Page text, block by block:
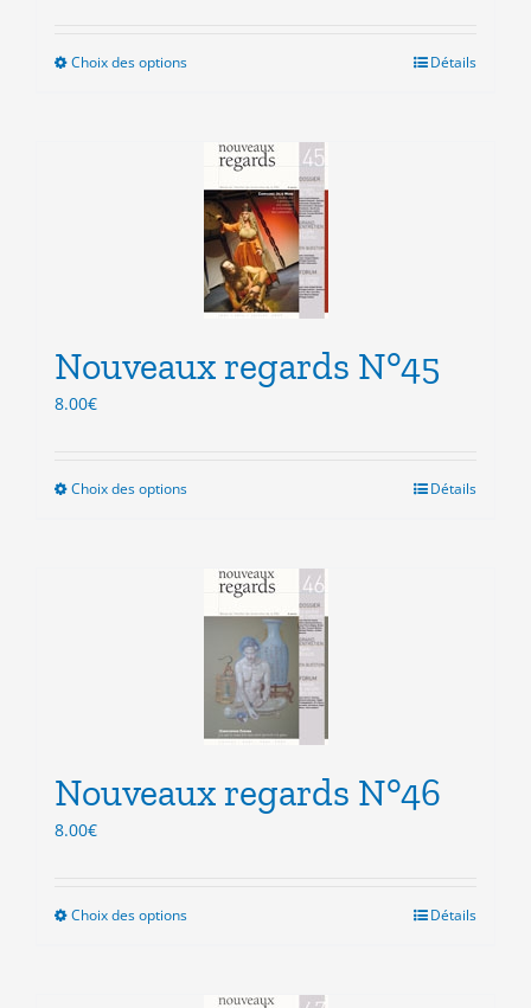
Choix des optionsCe
plusieurs
variations.
Les
options
peuvent
être
choisies
page
Détails
Nouveaux regards N°45
8.00€
Choix des optionsCe
plusieurs
variations.
Les
options
peuvent
être
choisies
page
Détails
Nouveaux regards N°46
8.00€
Choix des optionsCe
plusieurs
Détails